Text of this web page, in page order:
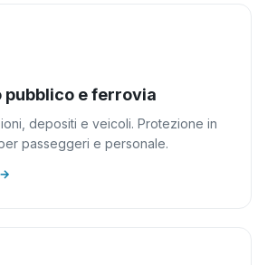
pubblico e ferrovia
depositi e veicoli. Protezione in
passeggeri e personale.